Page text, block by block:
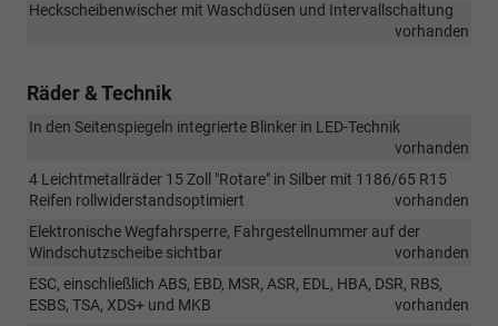
Heckscheibenwischer mit Waschdüsen und Intervallschaltung
vorhanden
Räder & Technik
In den Seitenspiegeln integrierte Blinker in LED-Technik
vorhanden
4 Leichtmetallräder 15 Zoll "Rotare" in Silber mit 1186/65 R15
Reifen rollwiderstandsoptimiert
vorhanden
Elektronische Wegfahrsperre, Fahrgestellnummer auf der
Windschutzscheibe sichtbar
vorhanden
ESC, einschließlich ABS, EBD, MSR, ASR, EDL, HBA, DSR, RBS,
ESBS, TSA, XDS+ und MKB
vorhanden